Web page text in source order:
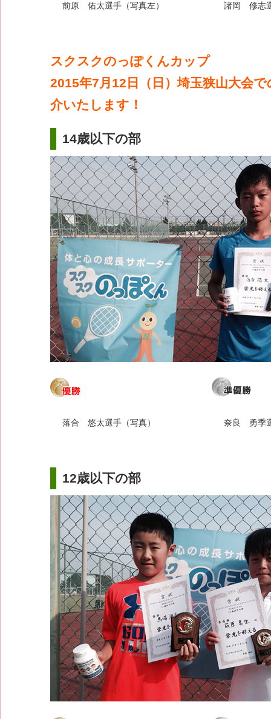
前原 佑太選手（写真左） 諸岡 修志
スクスクのっぽくんカップ
2015年7月12日（日）埼玉狭山大会
介いたします！
14歳以下の部
落合 悠太選手（写真） 奈良 勇季
12歳以下の部